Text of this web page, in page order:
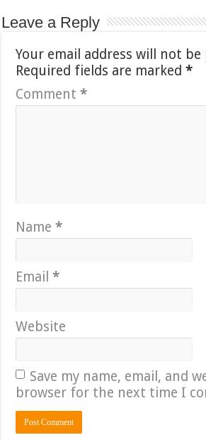
Leave a Reply
Your email address will not be
Required fields are marked*
Comment*
Name*
Email*
Website
Save my name, email, and
browser for the next time I